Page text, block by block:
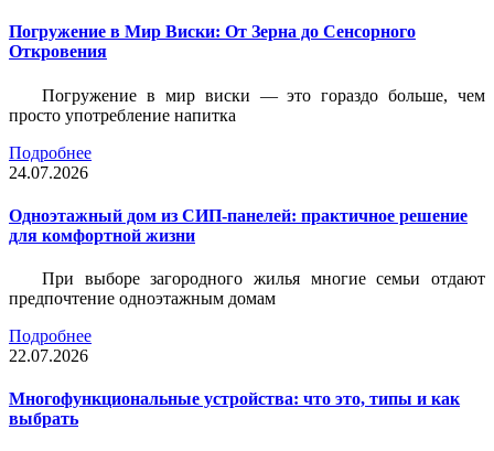
Погружение в Мир Виски: От Зерна до Сенсорного
Откровения
Погружение в мир виски — это гораздо больше, чем
просто употребление напитка
Подробнее
24.07.2026
Одноэтажный дом из СИП-панелей: практичное решение
для комфортной жизни
При выборе загородного жилья многие семьи отдают
предпочтение одноэтажным домам
Подробнее
22.07.2026
Многофункциональные устройства: что это, типы и как
выбрать